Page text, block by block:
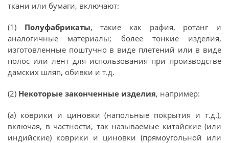
ткани или бумаги, включают:
(1) Полуфабрикаты, такие как рафия, ротанг и
аналогичные материалы; более тонкие изделия,
изготовленные поштучно в виде плетений или в виде
полос или лент для использования при производстве
дамских шляп, обивки и т.д.
(2) Некоторые законченные изделия, например:
(а) коврики и циновки (напольные покрытия и т.д.),
включая, в частности, так называемые китайские (или
индийские) коврики и циновки (прямоугольной или